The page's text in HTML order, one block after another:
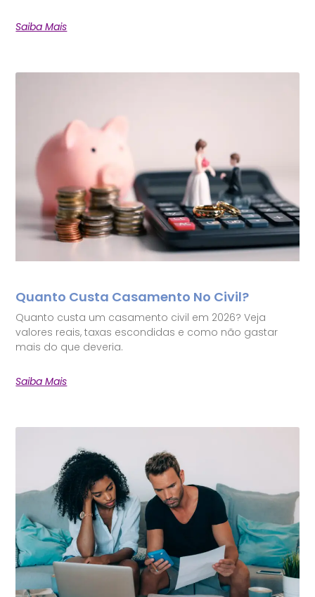
Saiba Mais
Quanto Custa Casamento No Civil?
Quanto custa um casamento civil em 2026? Veja
valores reais, taxas escondidas e como não gastar
mais do que deveria.
Saiba Mais